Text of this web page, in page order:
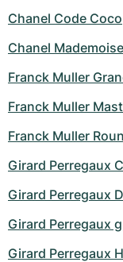
Chanel Code Coco
Chanel
Franck Muller
Franck Muller
Franck Muller
Girard Perregaux
Girard Perregaux
Girard Perregaux
Girard Perregaux